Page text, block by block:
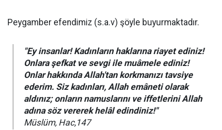
Peygamber efendimiz (s.a.v) şöyle buyurmaktadır.
"Ey insanlar! Kadınların haklarına riayet ediniz!
Onlara şefkat ve sevgi ile muâmele ediniz!
Onlar hakkında Allah'tan korkmanızı tavsiye
ederim. Siz kadınları, Allah emâneti olarak
aldınız; onların namuslarını ve iffetlerini Allah
adına söz vererek helâl edindiniz!"
Müslüm, Hac,147